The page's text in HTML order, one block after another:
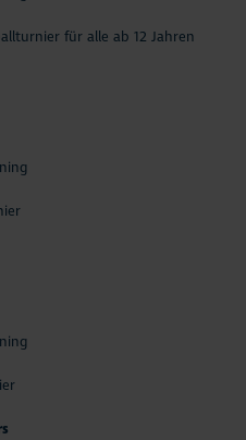
für alle ab 12 Jahren